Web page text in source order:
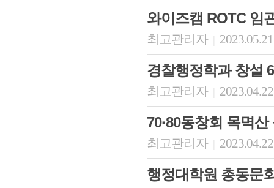
와이즈캠 ROTC 임
최고관리자
경찰행정학과 창설
최고관리자
70·80동창회 목멱
최고관리자
행정대학원 총동문